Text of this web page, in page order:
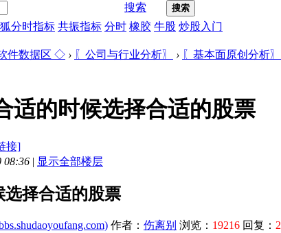
搜索 搜索
分时指标 共振指标 分时 橡胶 牛股 炒股入门
件数据区 ◇ › 〖公司与行业分析〗 › 〖基本面原创分析〗
适的时候选择合适的股票
接]
08:36 | 显示全部楼层
选择合适的股票
作者： 伤离别 浏览： 19216 回复： 2